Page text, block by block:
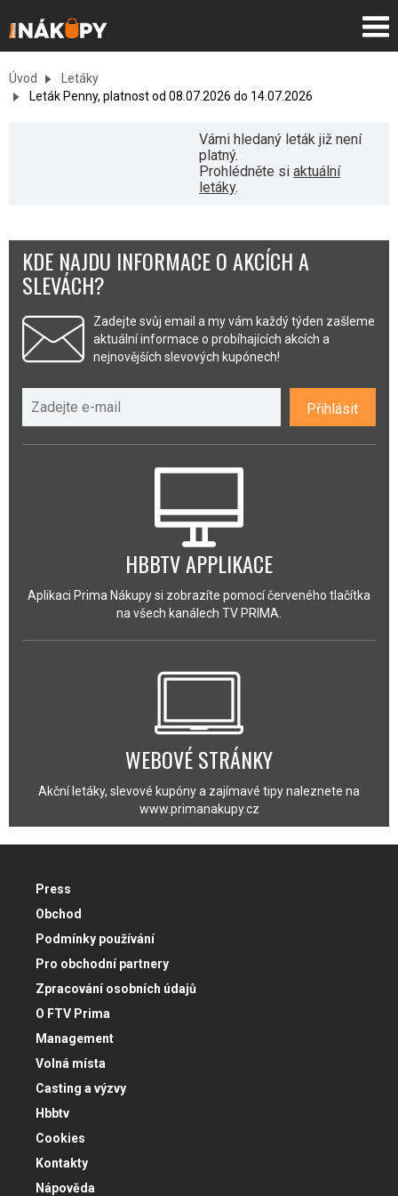
Úvod
Letáky
Leták Penny, platnost od 08.07.2026 do 14.07.2026
Vámi hledaný leták již není
platný.
Prohlédněte si aktuální
letáky.
KDE NAJDU INFORMACE O AKCÍCH A
SLEVÁCH?
Zadejte svůj email a my vám každý týden zašleme
aktuální informace o probíhajících akcích a
nejnovějších slevových kupónech!
Přihlásit
HBBTV APPLIKACE
Aplikaci Prima Nákupy si zobrazíte pomocí červeného tlačítka
na všech kanálech TV PRIMA.
WEBOVÉ STRÁNKY
Akční letáky, slevové kupóny a zajímavé tipy naleznete na
www.primanakupy.cz
Press
Obchod
Podmínky používání
Pro obchodní partnery
Zpracování osobních údajů
O FTV Prima
Management
Volná místa
Casting a výzvy
Hbbtv
Cookies
Kontakty
Nápověda